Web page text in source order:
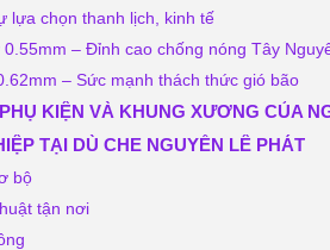
lựa chọn thanh lịch, kinh tế
– Đỉnh cao chống nóng Tây
– Sức mạnh thách thức gió bão
KIỆN VÀ KHUNG XƯƠNG CỦA
TẠI DÙ CHE NGUYỄN LÊ PHÁT
bộ
tận nơi